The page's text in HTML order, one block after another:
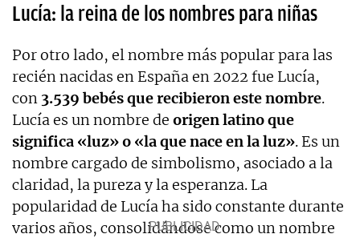
Lucía: la reina de los nombres para niñas
Por otro lado, el nombre más popular para las
recién nacidas en España en 2022 fue Lucía,
con 3.539 bebés que recibieron este nombre.
Lucía es un nombre de origen latino que
significa «luz» o «la que nace en la luz». Es un
nombre cargado de simbolismo, asociado a la
claridad, la pureza y la esperanza. La
popularidad de Lucía ha sido constante durante
varios años, consolidándose como un nombre